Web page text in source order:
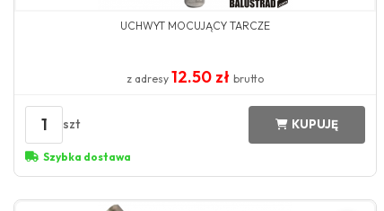
UCHWYT MOCUJĄCY TARCZE
z adresy 12.50 zł brutto
1 szt KUPUJĘ
Szybka dostawa